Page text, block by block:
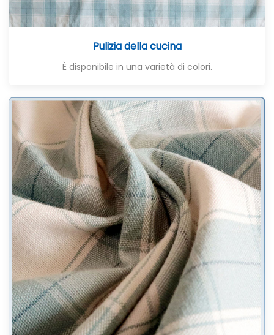
Pulizia della cucina
È disponibile in una varietà di colori.